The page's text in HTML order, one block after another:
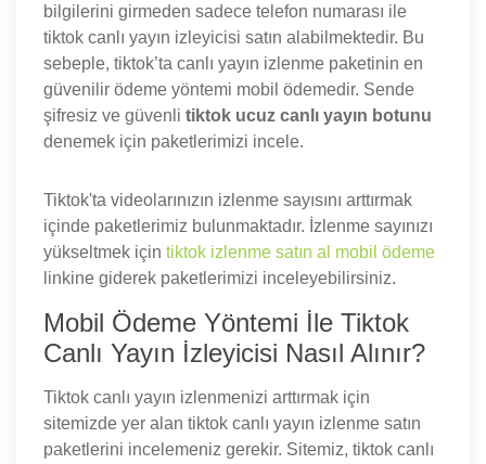
bilgilerini girmeden sadece telefon numarası ile
tiktok canlı yayın izleyicisi satın alabilmektedir. Bu
sebeple, tiktok’ta canlı yayın izlenme paketinin en
güvenilir ödeme yöntemi mobil ödemedir. Sende
şifresiz ve güvenli tiktok ucuz canlı yayın botunu
denemek için paketlerimizi incele.
Tiktok'ta videolarınızın izlenme sayısını arttırmak
içinde paketlerimiz bulunmaktadır. İzlenme sayınızı
yükseltmek için tiktok izlenme satın al mobil ödeme
linkine giderek paketlerimizi inceleyebilirsiniz.
Mobil Ödeme Yöntemi İle Tiktok
Canlı Yayın İzleyicisi Nasıl Alınır?
Tiktok canlı yayın izlenmenizi arttırmak için
sitemizde yer alan tiktok canlı yayın izlenme satın
paketlerini incelemeniz gerekir. Sitemiz, tiktok canlı